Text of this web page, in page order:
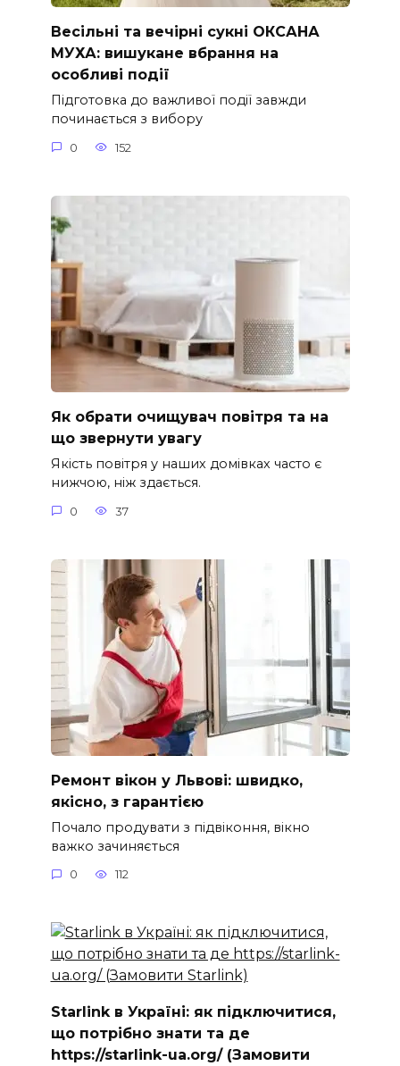
Весільні та вечірні сукні ОКСАНА
МУХА: вишукане вбрання на
особливі події
Підготовка до важливої події завжди
починається з вибору
0 152
Як обрати очищувач повітря та на
що звернути увагу
Якість повітря у наших домівках часто є
нижчою, ніж здається.
0 37
Ремонт вікон у Львові: швидко,
якісно, з гарантією
Почало продувати з підвіконня, вікно
важко зачиняється
0 112
Starlink в Україні: як підключитися,
що потрібно знати та де
https://starlink-ua.org/ (Замовити